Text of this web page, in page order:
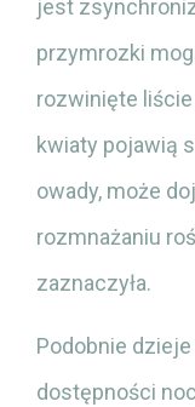
jest
przymrozki
rozwinięte
kwiaty pojawią
owady, może
rozmnażaniu
zaznaczyła.
Podobnie
dostępności